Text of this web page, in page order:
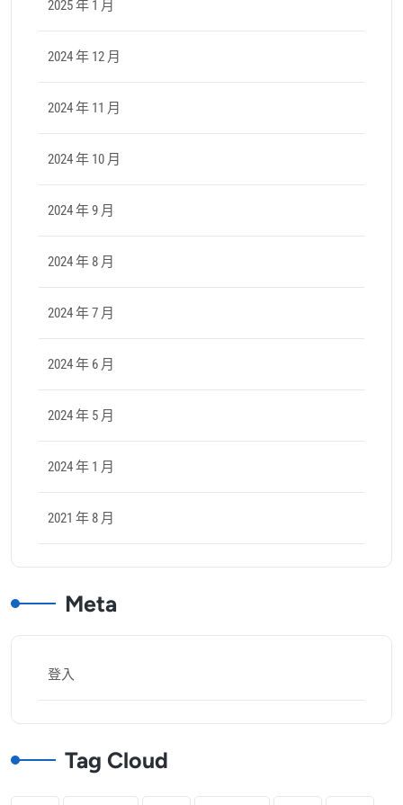
2025 年 1 月
2024 年 12 月
2024 年 11 月
2024 年 10 月
2024 年 9 月
2024 年 8 月
2024 年 7 月
2024 年 6 月
2024 年 5 月
2024 年 1 月
2021 年 8 月
Meta
登入
Tag Cloud